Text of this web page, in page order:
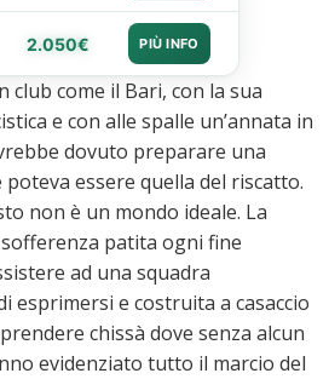
2.050€ PIÙ INFO
club come il Bari, con la sua
e con alle spalle un’annata in
dovuto preparare una
essere quella del riscatto.
non è un mondo ideale. La
sofferenza patita ogni fine
ad una squadra
esprimersi e costruita a casaccio
chissà dove senza alcun
evidenziato tutto il marcio del